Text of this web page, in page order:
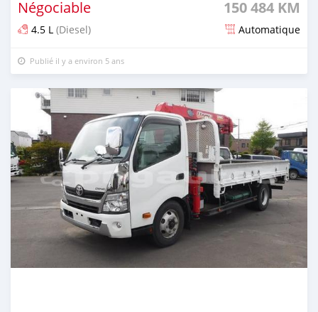
Négociable 150 484 KM
4.5 L (Diesel) Automatique
Publié il y a environ 5 ans